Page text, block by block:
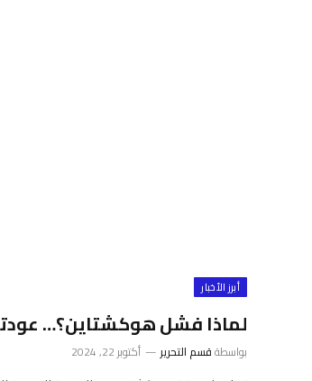
أبرز الأخبار
لماذا فشل هوكشتاين؟…
بواسطةقسم التحرير أكتوبر 22, 2024